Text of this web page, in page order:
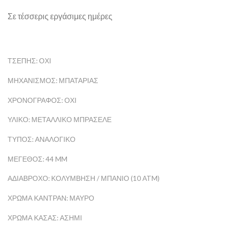
Σε τέσσερις εργάσιμες ημέρες
ΤΣΈΠΗΣ: ΌΧΙ
ΜΗΧΑΝΙΣΜΌΣ: ΜΠΑΤΑΡΊΑΣ
ΧΡΟΝΟΓΡΆΦΟΣ: ΌΧΙ
ΥΛΙΚΌ: ΜΕΤΑΛΛΙΚΌ ΜΠΡΑΣΕΛΈ
ΤΎΠΟΣ: ΑΝΑΛΟΓΙΚΌ
ΜΈΓΕΘΟΣ: 44 MM
ΑΔΙΆΒΡΟΧΟ: ΚΟΛΎΜΒΗΣΗ / ΜΠΆΝΙΟ (10 ATM)
ΧΡΏΜΑ ΚΑΝΤΡΆΝ: ΜΑΎΡΟ
ΧΡΏΜΑ ΚΆΣΑΣ: ΑΣΗΜΊ